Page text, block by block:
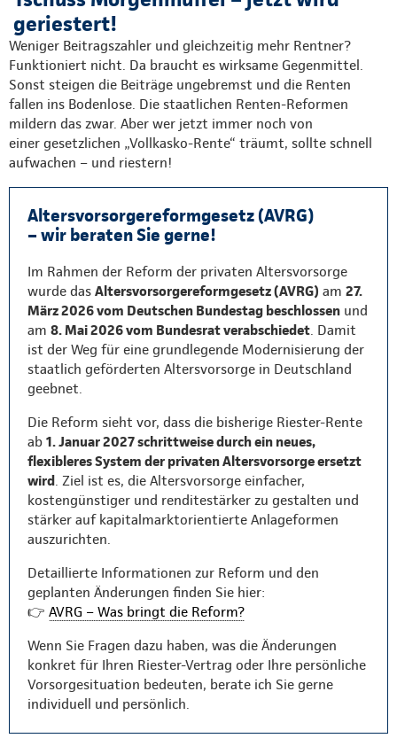
geriestert!
Weniger Beitragszahler und gleichzeitig mehr Rentner?
Funktioniert nicht. Da braucht es wirksame Gegenmittel.
Sonst steigen die Beiträge ungebremst und die Renten
fallen ins Bodenlose. Die staatlichen Renten-Reformen
mildern das zwar. Aber wer jetzt immer noch von
einer gesetzlichen „Vollkasko-Rente“ träumt, sollte schnell
aufwachen – und riestern!
Altersvorsorgereformgesetz (AVRG)
– wir beraten Sie gerne!
Im Rahmen der Reform der privaten Altersvorsorge
wurde das Altersvorsorgereformgesetz (AVRG) am 27.
März 2026 vom Deutschen Bundestag beschlossen und
am 8. Mai 2026 vom Bundesrat verabschiedet . Damit
ist der Weg für eine grundlegende Modernisierung der
staatlich geförderten Altersvorsorge in Deutschland
geebnet.
Die Reform sieht vor, dass die bisherige Riester-Rente
ab 1. Januar 2027 schrittweise durch ein neues,
flexibleres System der privaten Altersvorsorge ersetzt
wird . Ziel ist es, die Altersvorsorge einfacher,
kostengünstiger und renditestärker zu gestalten und
stärker auf kapitalmarktorientierte Anlageformen
auszurichten.
Detaillierte Informationen zur Reform und den
geplanten Änderungen finden Sie hier:
👉 AVRG – Was bringt die Reform?
Wenn Sie Fragen dazu haben, was die Änderungen
konkret für Ihren Riester-Vertrag oder Ihre persönliche
Vorsorgesituation bedeuten, berate ich Sie gerne
individuell und persönlich.